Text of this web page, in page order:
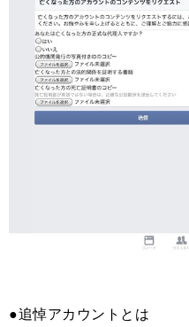
●追悼アカウントとは